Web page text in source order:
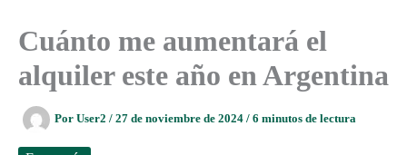
Cuánto me aumentará el
alquiler este año en Argentina
Por User2 / 27 de noviembre de 2024 / 6 minutos de lectura